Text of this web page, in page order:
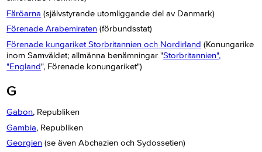
Färöarna (självstyrande utomliggande del av Danmark)
Förenade Arabemiraten (förbundsstat)
Förenade kungariket Storbritannien och Nordirland (Konungarike
inom Samväldet; allmänna benämningar "Storbritannien",
"England", Förenade konungariket")
G
Gabon, Republiken
Gambia, Republiken
Georgien (se även Abchazien och Sydossetien)